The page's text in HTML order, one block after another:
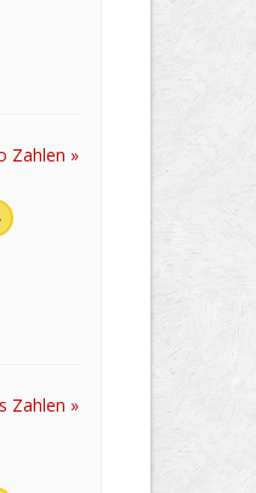
Zahlen »
Zahlen »